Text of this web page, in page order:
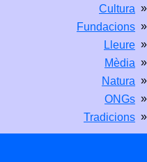
Cultura »
Fundacions »
Lleure »
Mèdia »
Natura »
ONGs »
Tradicions »